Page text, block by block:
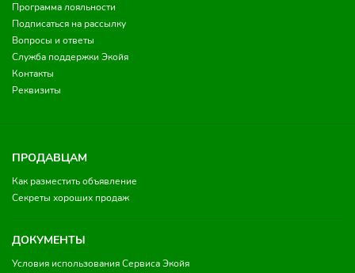
Программа лояльности
Подписаться на рассылку
Вопросы и ответы
Служба поддержки Экойя
Контакты
Реквизиты
ПРОДАВЦАМ
Как разместить объявление
Секреты хороших продаж
ДОКУМЕНТЫ
Условия использования Сервиса Экойя